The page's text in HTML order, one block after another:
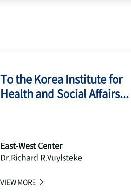
To the Korea Institute for
Health and Social Affairs...
East-West Center
Dr.Richard R.Vuylsteke
VIEW MORE